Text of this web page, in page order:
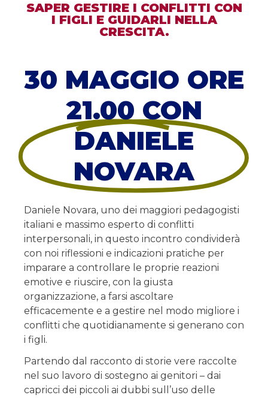
SAPER GESTIRE I CONFLITTI CON
I FIGLI E GUIDARLI NELLA
CRESCITA.
30 MAGGIO ORE
21.00 CON
DANIELE
NOVARA
Daniele Novara, uno dei maggiori pedagogisti
italiani e massimo esperto di conflitti
interpersonali, in questo incontro condividerà
con noi riflessioni e indicazioni pratiche per
imparare a controllare le proprie reazioni
emotive e riuscire, con la giusta
organizzazione, a farsi ascoltare
efficacemente e a gestire nel modo migliore i
conflitti che quotidianamente si generano con
i figli.
Partendo dal racconto di storie vere raccolte
nel suo lavoro di sostegno ai genitori – dai
capricci dei piccoli ai dubbi sull’uso delle